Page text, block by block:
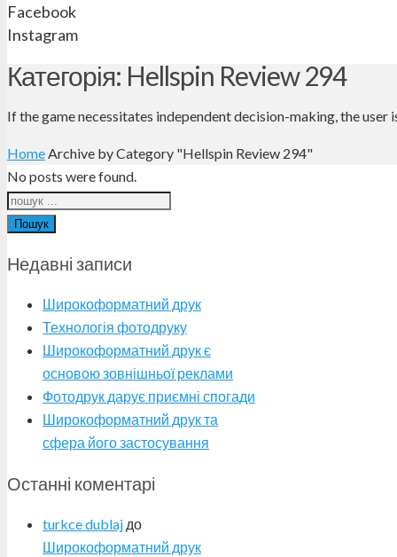
Facebook
Instagram
Категорія: Hellspin Review 294
If the game necessitates independent decision-making, the
HomeArchive by Category "Hellspin Review 294"
No posts were found.
Пошук
Недавні записи
Широкоформатний друк
Технологія фотодруку
Широкоформатний друк є
основою зовнішньої реклами
Фотодрук дарує приємні спогади
Широкоформатний друк та
сфера його застосування
Останні коментарі
turkce dublaj до
Широкоформатний друк